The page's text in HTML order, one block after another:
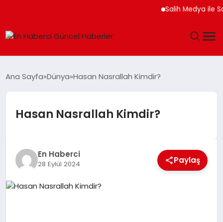
Salih Medya ile
SPOR
SAĞLIK
MAGAZIN
Ana Sayfa Dünya Hasan Nasrallah Kimdir?
Hasan Nasrallah Kimdir?
En Haberci
28 Eylül 2024 Paylaş